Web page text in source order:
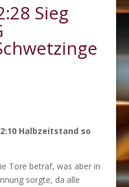
Sieg
Halbzeitstand so
Tore betraf, was aber in
sorgte, da alle